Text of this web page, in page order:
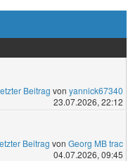
Beitrag von yannick67340
23.07.2026, 22:12
Beitrag von Georg MB trac
04.07.2026, 09:45